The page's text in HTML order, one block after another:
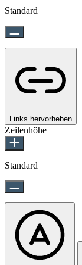
Standard
Links hervorheben
Zeilenhöhe
Standard